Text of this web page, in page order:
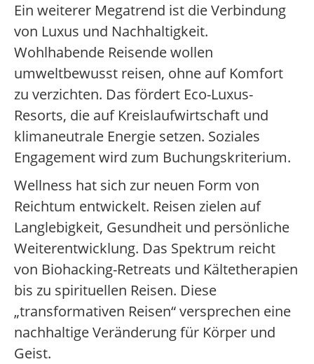
Ein weiterer Megatrend ist die Verbindung
von Luxus und Nachhaltigkeit.
Wohlhabende Reisende wollen
umweltbewusst reisen, ohne auf Komfort
zu verzichten. Das fördert Eco-Luxus-
Resorts, die auf Kreislaufwirtschaft und
klimaneutrale Energie setzen. Soziales
Engagement wird zum Buchungskriterium.
Wellness hat sich zur neuen Form von
Reichtum entwickelt. Reisen zielen auf
Langlebigkeit, Gesundheit und persönliche
Weiterentwicklung. Das Spektrum reicht
von Biohacking-Retreats und Kältetherapien
bis zu spirituellen Reisen. Diese
„transformativen Reisen“ versprechen eine
nachhaltige Veränderung für Körper und
Geist.